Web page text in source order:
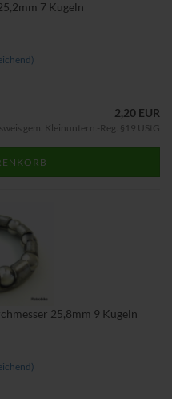
7 Kugeln
2,20 EUR
gem. Kleinuntern.-Reg. §19 UStG
25,8mm 9 Kugeln